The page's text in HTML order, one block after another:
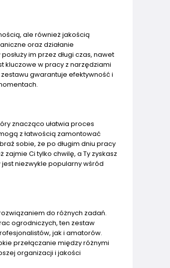
ale również jakością
oraz działanie
im przez długi czas, nawet
kluczowe w pracy z narzędziami
gwarantuje efektywność i
znacząco ułatwia proces
z łatwością zamontować
sobie, że po długim dniu pracy
Ci tylko chwilę, a Ty zyskasz
niezwykle popularny wśród
do różnych zadań.
ogrodniczych, ten zestaw
jak i amatorów.
przełączanie między różnymi
organizacji i jakości